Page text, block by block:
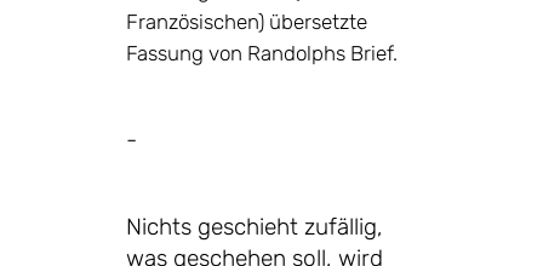
Französischen) übersetzte
Fassung von Randolphs Brief.
-
Nichts geschieht zufällig,
was geschehen soll, wird